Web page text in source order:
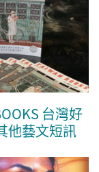
台灣好
他藝文短訊